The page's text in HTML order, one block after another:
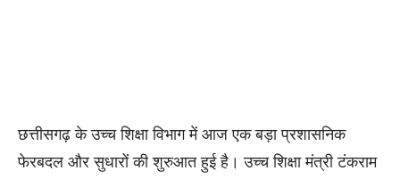
छत्तीसगढ़ के उच्च शिक्षा विभाग में आज एक बड़ा प्रशासनिक
फेरबदल और सुधारों की शुरुआत हुई है। उच्च शिक्षा मंत्री टंकराम